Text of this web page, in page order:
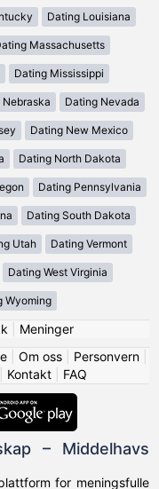
Dating Louisiana
Massachusetts
Dating Mississippi
Nebraska Dating Nevada
Dating New Mexico
Dating North Dakota
Dating Pennsylvania
Dating South Dakota
Utah Dating Vermont
Dating West Virginia
Wyoming
Meninger
| Om oss| Personvern|
Kontakt FAQ
– Middelhavs
for meningsfulle